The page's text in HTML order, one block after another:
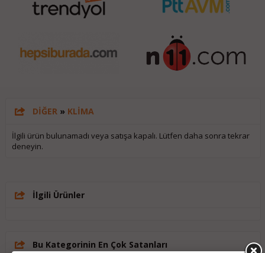
DİĞER» KLİMA
İlgili ürün bulunamadı veya satışa kapalı. Lütfen daha sonra tekrar
deneyin.
İlgili Ürünler
Bu Kategorinin En Çok Satanları